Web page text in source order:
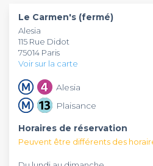
Le Carmen's (fermé)
Alesia
115 Rue Didot
75014 Paris
Voir sur la carte
Alesia
Plaisance
Horaires de réservation
Peuvent être différents des